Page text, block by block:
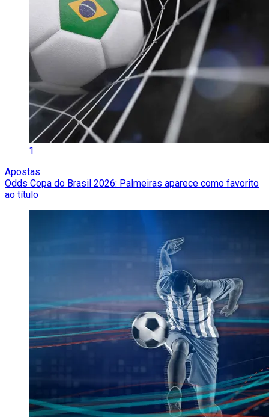
1
Apostas
Odds Copa do Brasil 2026: Palmeiras aparece como favorito
ao título